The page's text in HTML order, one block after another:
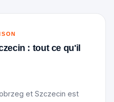
: tout ce qu'il
et Szczecin est